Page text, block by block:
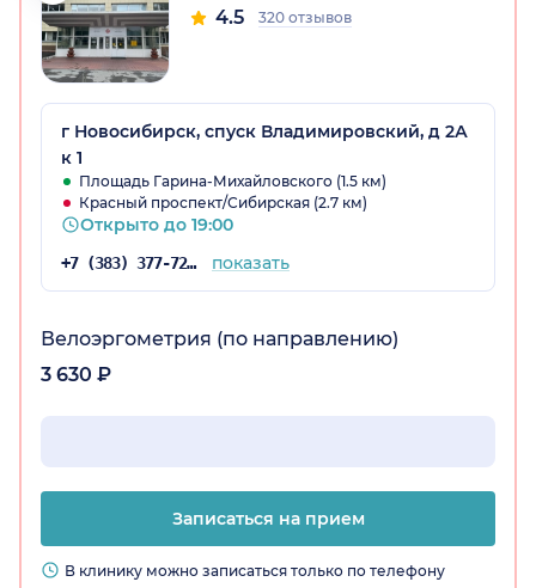
4.5 320 отзывов
г Новосибирск, спуск Владимировский, д 2А
к 1
Площадь Гарина-Михайловского (1.5 км)
Красный проспект/Сибирская (2.7 км)
Открыто до 19:00
+7 (383) 377-72-59 показать
Велоэргометрия (по направлению)
3 630 ₽
Записаться на прием
В клинику можно записаться только по телефону